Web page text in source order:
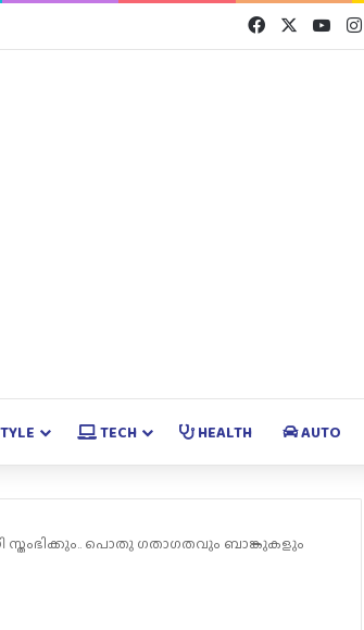
Facebook
TECH HEALTH AUTO
സ്തംഭിക്കും.. പൊതു ഗതാഗതവും ബാങ്കുകളും